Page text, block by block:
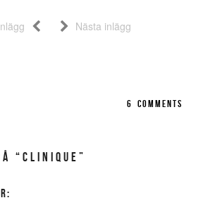
Nästa inlägg
6 COMMENTS
“CLINIQUE”